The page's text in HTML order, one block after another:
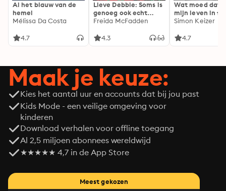
Al het blauw van de
hemel
Mélissa Da Costa
4.7
Lieve Debbie: Soms is
genoeg ook echt
genoeg...
Freida McFadden
4.3
Wat moed dat
mijn leven in
Simon Keizer
4.7
Maak je keuze:
Kies het aantal uur en accounts dat bij jou past
Kids Mode - een veilige omgeving voor
kinderen
Download verhalen voor offline toegang
Al 2,5 miljoen abonnees wereldwijd
★★★★★ 4,7 in de App Store
Meest gekozen